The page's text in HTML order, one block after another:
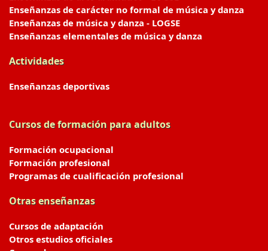
Enseñanzas de carácter no formal de música y danza
Enseñanzas de música y danza - LOGSE
Enseñanzas elementales de música y danza
Actividades
Enseñanzas deportivas
Cursos de formación para adultos
Formación ocupacional
Formación profesional
Programas de cualificación profesional
Otras enseñanzas
Cursos de adaptación
Otros estudios oficiales